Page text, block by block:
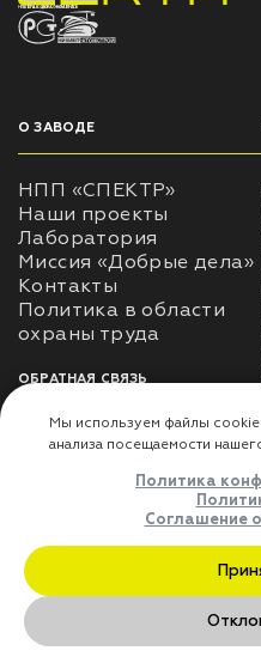
НПП «СПЕКТР» ЗАВОД ЛАКОКРАСОЧНЫХ МАТЕРИАЛОВ
О ЗАВОДЕ
НПП «СПЕКТР»
Наши проекты
Лаборатория
Миссия «Добрые дела»
Контакты
Политика в области
ОБРАТНАЯ СВЯЗЬ
Использование
использования личных
Оферта
ДЛЯ ПАРТНЁРОВ
Преимущества